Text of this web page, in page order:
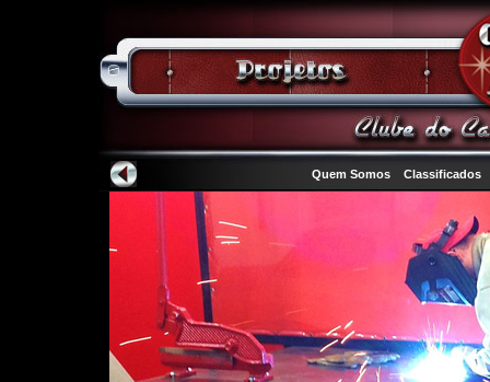
Quem Somos Classificados